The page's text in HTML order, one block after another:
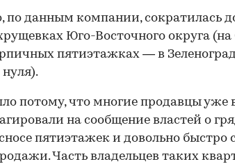
по данным компании, сократилась
Юго-Восточного округа (на
пятиэтажках — в
нуля).
потому, что многие продавцы уже
на сообщение властей о
пятиэтажек и довольно быстро
Часть владельцев таких